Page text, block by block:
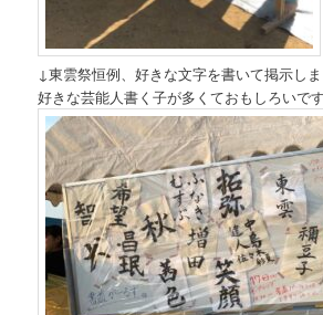
↓東雲祭恒例、好きな文字を書いて掲示しま
好きな芸能人書く子が多くておもしろいです